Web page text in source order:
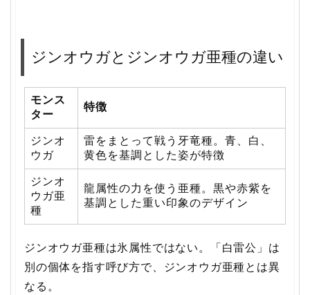
ジンオウガとジンオウガ亜種の違い
モンス
ター
特徴
ジンオ
ウガ
雷をまとって戦う牙竜種。青、白、
黄色を基調とした姿が特徴
ジンオ
ウガ亜
種
龍属性の力を使う亜種。黒や赤紫を
基調とした重い印象のデザイン
ジンオウガ亜種は氷属性ではない。「白雷公」は
別の個体を指す呼び方で、ジンオウガ亜種とは異
なる。